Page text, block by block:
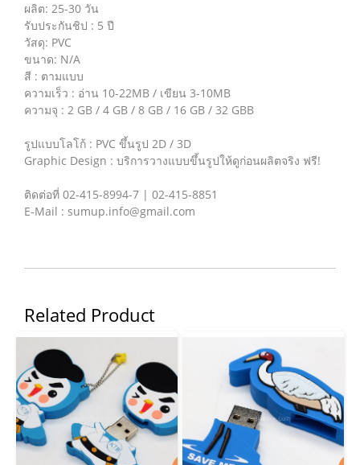
ผลิต: 25-30 วัน
รับประกันชิป : 5 ปี
วัสดุ: PVC
ขนาด: N/A
สี : ตามแบบ
ความเร็ว : อ่าน 10-22MB / เขียน 3-10MB
ความจุ : 2 GB / 4 GB / 8 GB / 16 GB / 32 GBB
รูปแบบโลโก้ : PVC ขึ้นรูป 2D / 3D
Graphic Design : บริการวางแบบขึ้นรูปให้ดูก่อนผลิตจริง ฟรี!
ติดต่อที่ 02-415-8994-7 | 02-415-8851
E-Mail : sumup.info@gmail.com
Related Product